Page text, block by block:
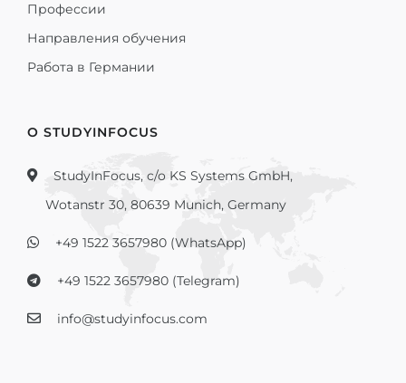
Профессии
Направления обучения
Работа в Германии
О STUDYINFOCUS
StudyInFocus, c/o KS Systems GmbH,
Wotanstr 30, 80639 Munich, Germany
+49 1522 3657980 (WhatsApp)
+49 1522 3657980 (Telegram)
info@studyinfocus.com